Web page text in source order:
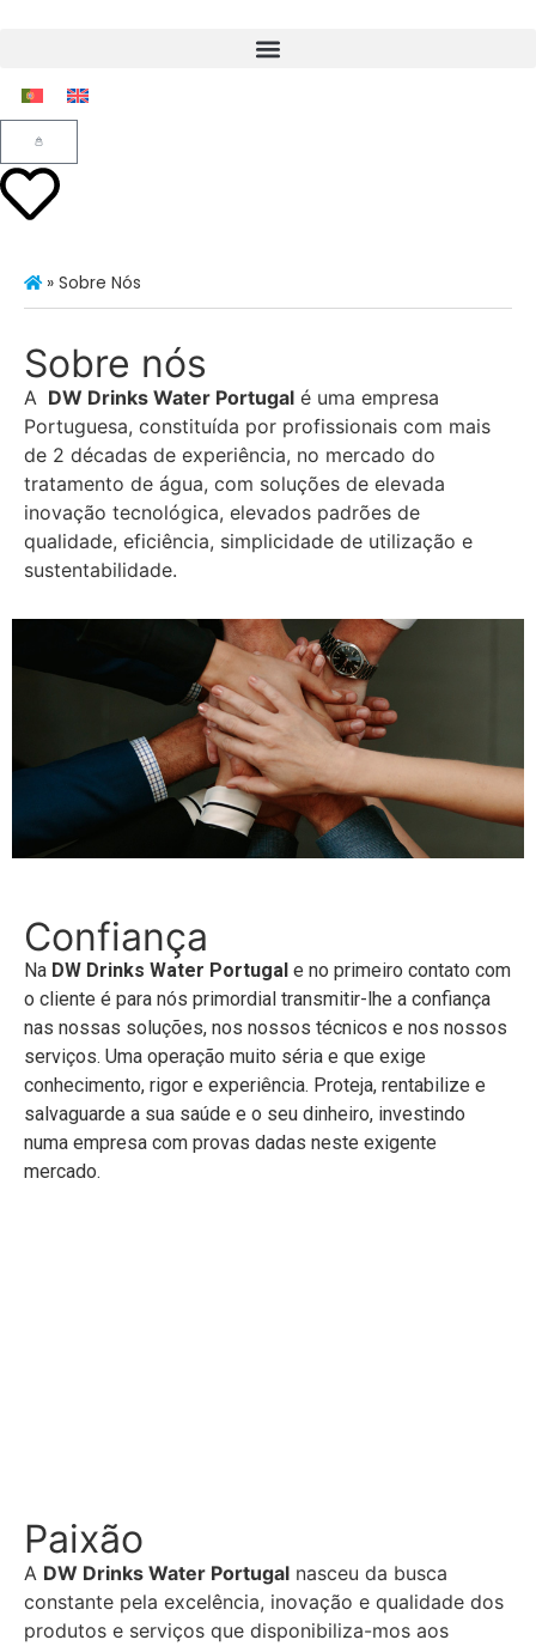
» Sobre Nós
Sobre nós
A DW Drinks Water Portugal é uma empresa
Portuguesa, constituída por profissionais com mais
de 2 décadas de experiência, no mercado do
tratamento de água, com soluções de elevada
inovação tecnológica, elevados padrões de
qualidade, eficiência, simplicidade de utilização e
sustentabilidade.
Confiança
Na DW Drinks Water Portugal e no primeiro contato com
o cliente é para nós primordial transmitir-lhe a confiança
nas nossas soluções, nos nossos técnicos e nos nossos
serviços. Uma operação muito séria e que exige
conhecimento, rigor e experiência. Proteja, rentabilize e
salvaguarde a sua saúde e o seu dinheiro, investindo
numa empresa com provas dadas neste exigente
mercado.
Paixão
A DW Drinks Water Portugal nasceu da busca
constante pela excelência, inovação e qualidade dos
produtos e serviços que disponibiliza-mos aos